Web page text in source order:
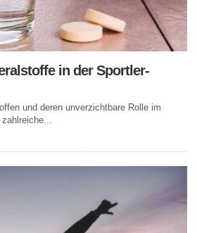
in der Sportler-
und deren unverzichtbare Rolle im